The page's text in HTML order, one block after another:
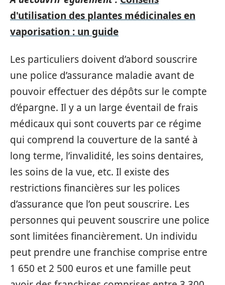
d'utilisation des plantes médicinales en
vaporisation : un guide
Les particuliers doivent d’abord souscrire
une police d’assurance maladie avant de
pouvoir effectuer des dépôts sur le compte
d’épargne. Il y a un large éventail de frais
médicaux qui sont couverts par ce régime
qui comprend la couverture de la santé à
long terme, l’invalidité, les soins dentaires,
les soins de la vue, etc. Il existe des
restrictions financières sur les polices
d’assurance que l’on peut souscrire. Les
personnes qui peuvent souscrire une police
sont limitées financièrement. Un individu
peut prendre une franchise comprise entre
1 650 et 2 500 euros et une famille peut